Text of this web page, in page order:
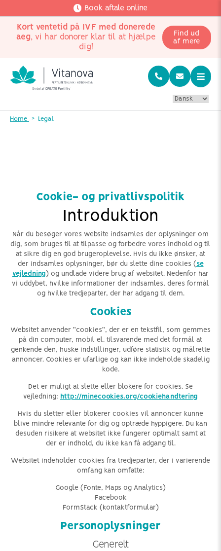
Book aftale online
Kort ventetid på IVF med donerede
aeg, vi har donorer klar til at hjælpe
dig!
Find ud
af mere
Home Legal
Cookie- og privatlivspolitik
Introduktion
Når du besøger vores website indsamles der oplysninger om
dig, som bruges til at tilpasse og forbedre vores indhold og til
at sikre dig en god brugeroplevelse. Hvis du ikke ønsker, at
der indsamles oplysninger, bør du slette dine cookies ( se
vejledning ) og undlade videre brug af websitet. Nedenfor har
vi uddybet, hvilke informationer der indsamles, deres formål
og hvilke tredjeparter, der har adgang til dem.
Cookies
Websitet anvender ”cookies”, der er en tekstfil, som gemmes
på din computer, mobil el. tilsvarende med det formål at
genkende den, huske indstillinger, udføre statistik og målrette
annoncer. Cookies er ufarlige og kan ikke indeholde skadelig
kode.
Det er muligt at slette eller blokere for cookies. Se
vejledning: http://minecookies.org/cookiehandtering
Hvis du sletter eller blokerer cookies vil annoncer kunne
blive mindre relevante for dig og optræde hyppigere. Du kan
desuden risikere at websitet ikke fungerer optimalt samt at
der er indhold, du ikke kan få adgang til.
Websitet indeholder cookies fra tredjeparter, der i varierende
omfang kan omfatte:
Google (Fonte, Maps og Analytics)
Facebook
FormStack (kontaktformular)
Personoplysninger
Generelt